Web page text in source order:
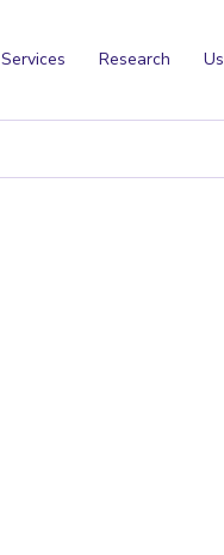
Services Research